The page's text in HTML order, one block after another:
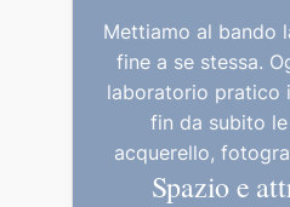
Mettiamo al bando
fine a se stessa.
laboratorio pratico
fin da subito
acquerello,
Spazio e